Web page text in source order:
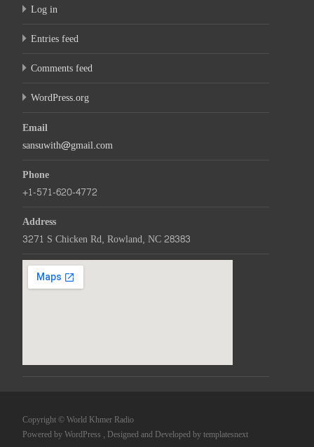
Log in
Entries feed
Comments feed
WordPress.org
Email
sansuwith@gmail.com
Phone
+1-571-620-4772
Address
3271 S Chicken Rd, Rowland, NC 28383
Copyright © World Khmer Radio
Powered by WordPress , Designed and Developed bytemplatesnext